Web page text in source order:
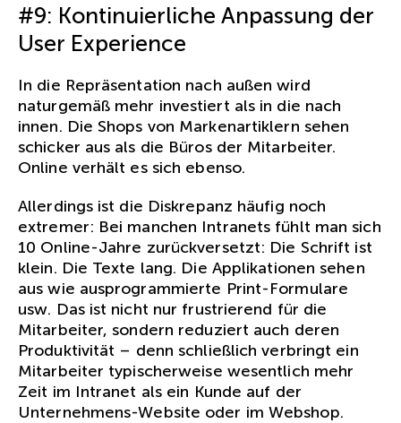
#9: Kontinuierliche Anpassung der
User Experience
In die Repräsentation nach außen wird
naturgemäß mehr investiert als in die nach
innen. Die Shops von Markenartiklern sehen
schicker aus als die Büros der Mitarbeiter.
Online verhält es sich ebenso.
Allerdings ist die Diskrepanz häufig noch
extremer: Bei manchen Intranets fühlt man sich
10 Online-Jahre zurückversetzt: Die Schrift ist
klein. Die Texte lang. Die Applikationen sehen
aus wie ausprogrammierte Print-Formulare
usw. Das ist nicht nur frustrierend für die
Mitarbeiter, sondern reduziert auch deren
Produktivität – denn schließlich verbringt ein
Mitarbeiter typischerweise wesentlich mehr
Zeit im Intranet als ein Kunde auf der
Unternehmens-Website oder im Webshop.